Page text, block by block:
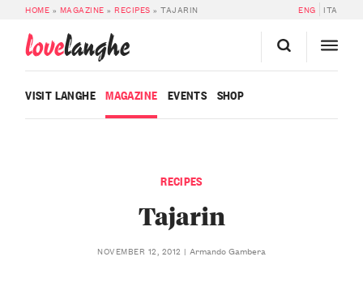
HOME » MAGAZINE »RECIPES »TAJARIN ENG ITA
lovelanghe
VISIT LANGHE MAGAZINE EVENTS SHOP
RECIPES
Tajarin
NOVEMBER 12, 2012 Armando Gambera